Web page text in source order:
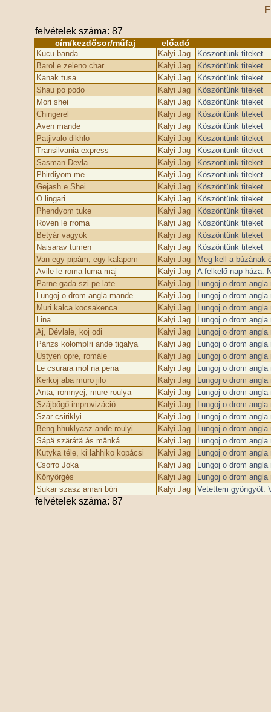
felvételek száma: 87
cím/kezdősor/műfaj előadó
Kucu banda Kalyi Jag
Köszöntünk titeket
Barol e zeleno char
Kalyi Jag
Köszöntünk titeket
Kanak tusa
Kalyi Jag
Köszöntünk titeket
Shau po podo
Kalyi Jag
Köszöntünk titeket
Mori shei
Kalyi Jag
Köszöntünk titeket
Chingerel
Kalyi Jag
Köszöntünk titeket
Aven mande
Kalyi Jag
Köszöntünk titeket
Patjivalo dikhlo
Kalyi Jag
Köszöntünk titeket
Transilvania express
Kalyi Jag
Köszöntünk titeket
Sasman Devla
Kalyi Jag
Köszöntünk titeket
Phirdiyom me
Kalyi Jag
Köszöntünk titeket
Gejash e Shei
Kalyi Jag
Köszöntünk titeket
O lingari
Kalyi Jag
Köszöntünk titeket
Phendyom tuke
Kalyi Jag
Köszöntünk titeket
Roven le rroma
Kalyi Jag
Köszöntünk titeket
Betyár vagyok
Kalyi Jag
Köszöntünk titeket
Naisarav tumen
Kalyi Jag
Köszöntünk titeket
Van egy pipám, egy kalapom
Kalyi Jag
Meg kell a búzának
Avile le roma luma maj
Kalyi Jag
A felkelő nap háza.
Parne gada szi pe late
Kalyi Jag
Lungoj o drom
Lungoj o drom angla mande
Kalyi Jag
Lungoj o drom
Muri kalca kocsakenca
Kalyi Jag
Lungoj o drom
Lina
Kalyi Jag
Lungoj o drom
Aj, Dévlale, koj odi
Kalyi Jag
Lungoj o drom
Pánzs kolompíri ande tigalya
Kalyi Jag
Lungoj o drom
Ustyen opre, romále
Kalyi Jag
Lungoj o drom
Le csurara mol na pena
Kalyi Jag
Lungoj o drom
Kerkoj aba muro jilo
Kalyi Jag
Lungoj o drom
Anta, romnyej, mure roulya
Kalyi Jag
Lungoj o drom
Szájbőgő improvizáció
Kalyi Jag
Lungoj o drom
Szar csiriklyi
Kalyi Jag
Lungoj o drom
Beng hhuklyasz ande roulyi
Kalyi Jag
Lungoj o drom
Sápä szärátä ás mänká
Kalyi Jag
Lungoj o drom
Kutyka téle, ki lahhiko kopácsi
Kalyi Jag
Lungoj o drom
Csorro Joka
Kalyi Jag
Lungoj o drom
Könyörgés
Kalyi Jag
Lungoj o drom
Sukar szasz amari bóri
Kalyi Jag Vetettem gyöngyöt.
felvételek száma: 87